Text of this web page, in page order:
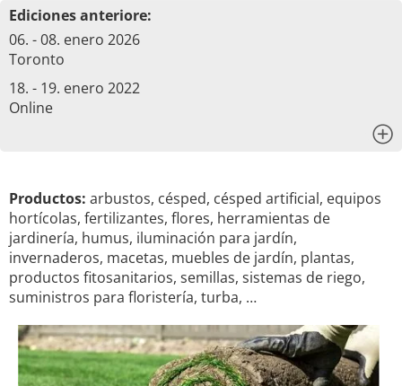
Ediciones anteriore:
06. - 08. enero 2026
Toronto
18. - 19. enero 2022
Online
Productos: arbustos, césped, césped artificial, equipos
hortícolas, fertilizantes, flores, herramientas de
jardinería, humus, iluminación para jardín,
invernaderos, macetas, muebles de jardín, plantas,
productos fitosanitarios, semillas, sistemas de riego,
suministros para floristería, turba, …